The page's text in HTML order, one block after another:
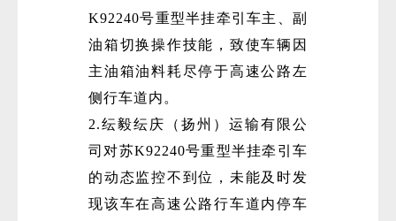
K92240号重型半挂牵引车主、副
油箱切换操作技能，致使车辆因
主油箱油料耗尽停于高速公路左
侧行车道内。
2.纭毅纭庆（扬州）运输有限公
司对苏K92240号重型半挂牵引车
的动态监控不到位，未能及时发
现该车在高速公路行车道内停车